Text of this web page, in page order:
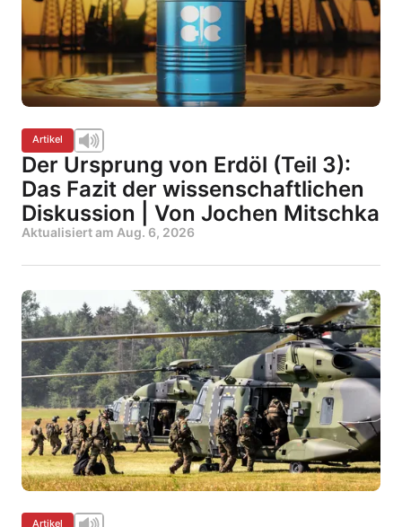
Artikel
Der Ursprung von Erdöl (Teil 3):
Das Fazit der wissenschaftlichen
Diskussion | Von Jochen Mitschka
Aktualisiert am Aug. 6, 2026
Artikel